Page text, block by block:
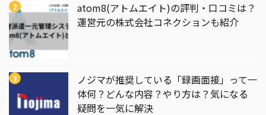
atom8(アトムエイト)の評判・口コミは？
運営元の株式会社コネクションも紹介
ノジマが推奨している「録画面接」って一
体何？どんな内容？やり方は？気になる
疑問を一気に解決